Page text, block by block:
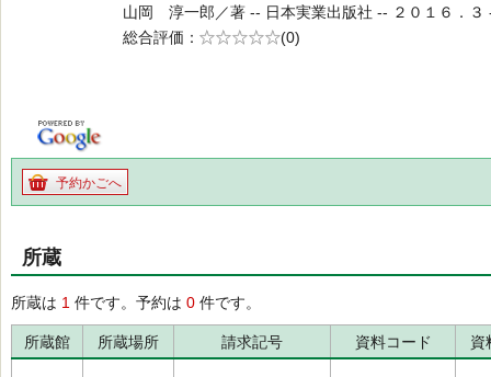
山岡 淳一郎／著 -- 日本実業出版社 -- ２０１６．３
総合評価
5段階評価
(0)
予約かごへ
所蔵
所蔵は 1 件です。予約は 0 件です。
所蔵館 所蔵場所 請求記号 資料コード 資